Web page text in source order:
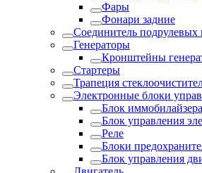
Фары
Фонари задние
Соединитель подрулевых
Генераторы
Кронштейны
Стартеры
Трапеция
Электронные блоки
Блок иммобилайзера
Блок управления
Реле
Блоки
Блок управления